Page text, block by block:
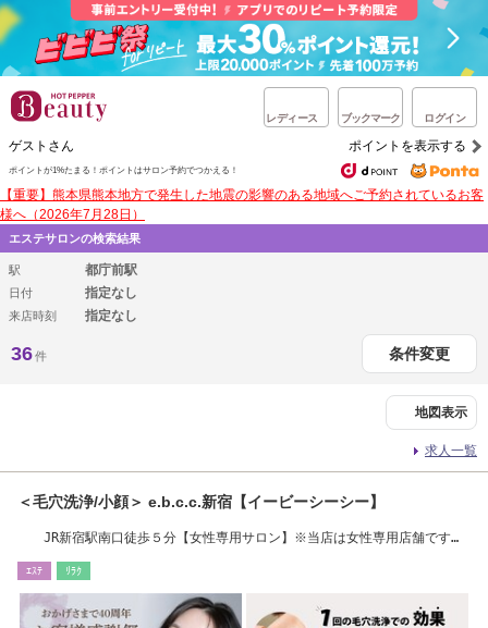
レディース ブックマーク ログイン
ゲストさん ポイントを表示する
ポイントが1%たまる！ ポイントはサロン予約でつかえる！
【重要】熊本県熊本地方で発生した地震の影響のある地域へご予約されているお客
様へ（2026年7月28日）
エステサロンの検索結果
駅 都庁前駅
日付 指定なし
来店時刻 指定なし
36件 条件変更
地図表示
求人一覧
＜毛穴洗浄/小顔＞ e.b.c.c.新宿【イービーシーシー】
JR新宿駅南口徒歩５分【女性専用サロン】※当店は女性専用店舗です。
ｴｽﾃ ﾘﾗｸ